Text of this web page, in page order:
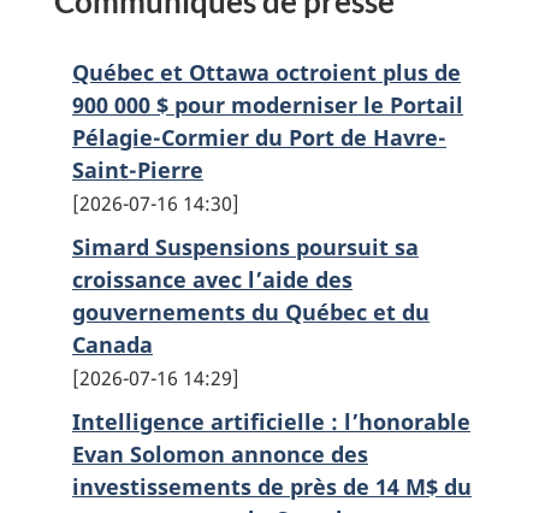
Québec et Ottawa octroient plus de
900 000 $ pour moderniser le Portail
Pélagie-Cormier du Port de Havre-
Saint-Pierre
2026-07-16 14:30
Simard Suspensions poursuit sa
croissance avec l’aide des
gouvernements du Québec et du
Canada
2026-07-16 14:29
Intelligence artificielle : l’honorable
Evan Solomon annonce des
investissements de près de 14 M$ du